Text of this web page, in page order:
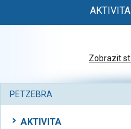
Zobrazit
PETZEBRA
AKTIVITA